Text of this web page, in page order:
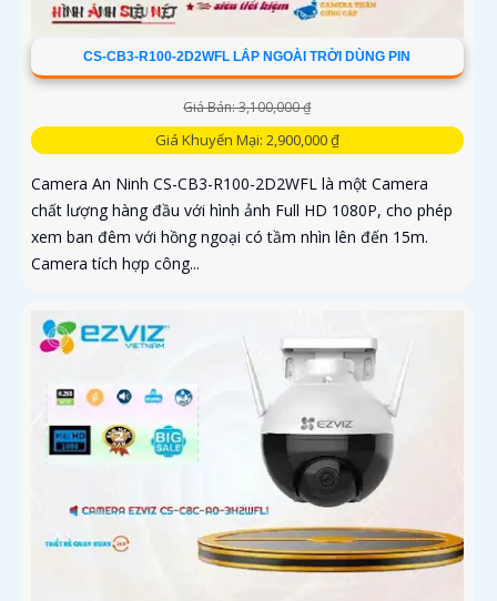
CS-CB3-R100-2D2WFL LẮP NGOÀI TRỜI DÙNG PIN
Giá Bán: 3,100,000 ₫
Giá Khuyến Mại: 2,900,000 ₫
Camera An Ninh CS-CB3-R100-2D2WFL là một Camera
chất lượng hàng đầu với hình ảnh Full HD 1080P, cho phép
xem ban đêm với hồng ngoại có tầm nhìn lên đến 15m.
Camera tích hợp công...